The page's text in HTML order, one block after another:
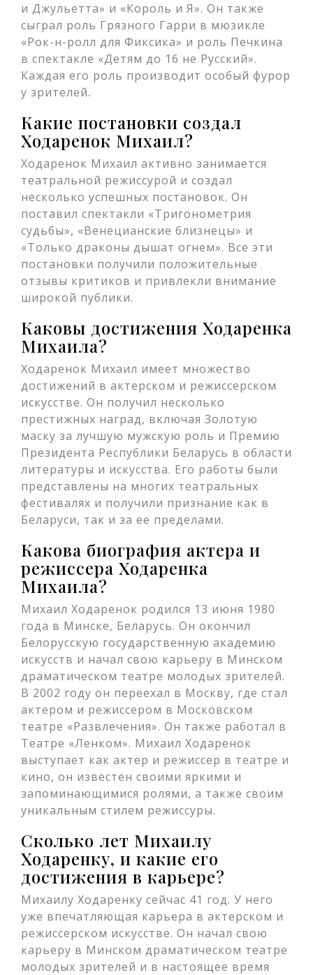
и Джульетта» и «Король и Я». Он также
сыграл роль Грязного Гарри в мюзикле
«Рок-н-ролл для Фиксика» и роль Печкина
в спектакле «Детям до 16 не Русский».
Каждая его роль производит особый фурор
у зрителей.
Какие постановки создал
Ходаренок Михаил?
Ходаренок Михаил активно занимается
театральной режиссурой и создал
несколько успешных постановок. Он
поставил спектакли «Тригонометрия
судьбы», «Венецианские близнецы» и
«Только драконы дышат огнем». Все эти
постановки получили положительные
отзывы критиков и привлекли внимание
широкой публики.
Каковы достижения Ходаренка
Михаила?
Ходаренок Михаил имеет множество
достижений в актерском и режиссерском
искусстве. Он получил несколько
престижных наград, включая Золотую
маску за лучшую мужскую роль и Премию
Президента Республики Беларусь в области
литературы и искусства. Его работы были
представлены на многих театральных
фестивалях и получили признание как в
Беларуси, так и за ее пределами.
Какова биография актера и
режиссера Ходаренка
Михаила?
Михаил Ходаренок родился 13 июня 1980
года в Минске, Беларусь. Он окончил
Белорусскую государственную академию
искусств и начал свою карьеру в Минском
драматическом театре молодых зрителей.
В 2002 году он переехал в Москву, где стал
актером и режиссером в Московском
театре «Развлечения». Он также работал в
Театре «Ленком». Михаил Ходаренок
выступает как актер и режиссер в театре и
кино, он известен своими яркими и
запоминающимися ролями, а также своим
уникальным стилем режиссуры.
Сколько лет Михаилу
Ходаренку, и какие его
достижения в карьере?
Михаилу Ходаренку сейчас 41 год. У него
уже впечатляющая карьера в актерском и
режиссерском искусстве. Он начал свою
карьеру в Минском драматическом театре
молодых зрителей и в настоящее время